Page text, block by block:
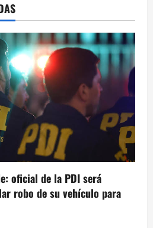
oficial de la PDI será
robo de su vehículo para